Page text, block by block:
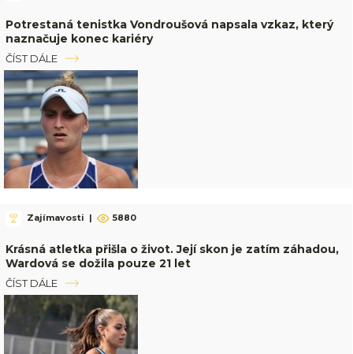
Potrestaná tenistka Vondroušová napsala vzkaz, který
naznačuje konec kariéry
ČÍST DÁLE
Zajímavosti | 5880
Krásná atletka přišla o život. Její skon je zatím záhadou,
Wardová se dožila pouze 21 let
ČÍST DÁLE